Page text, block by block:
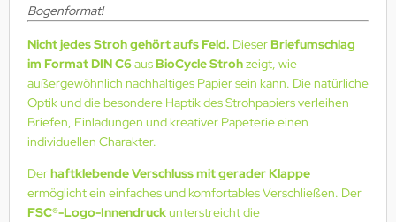
Bogenformat!
Nicht jedes Stroh gehört aufs Feld. DieserBriefumschlag
im Format DIN C6ausBioCycle Strohzeigt, wie
außergewöhnlich nachhaltiges Papier sein kann. Die natürliche
Optik und die besondere Haptik des Strohpapiers verleihen
Briefen, Einladungen und kreativer Papeterie einen
individuellen Charakter.
Derhaftklebende Verschluss mit gerader Klappe
ermöglicht ein einfaches und komfortables Verschließen. Der
FSC®-Logo-Innendruckunterstreicht die